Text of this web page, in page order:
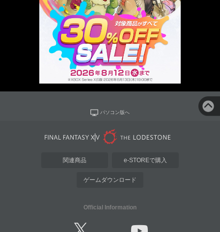
パソコン版へ
関連商品 e-STOREで購入
ゲームダウンロード
Official Information